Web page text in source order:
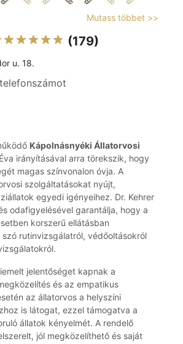
Mutass többet >>
(179)
u. 18.
Kápolnásnyéki Állatorvosi
irányításával arra törekszik, hogy
magas színvonalon óvja. A
szolgáltatásokat nyújt,
egyedi igényeihez. Dr. Kehrer
odafigyelésével garantálja, hogy a
korszerű ellátásban
rutinvizsgálatról, védőoltásokról
jelentőséget kapnak a
és az empatikus
az állatorvos a helyszíni
is látogat, ezzel támogatva a
állatok kényelmét. A rendelő
jól megközelíthető és saját